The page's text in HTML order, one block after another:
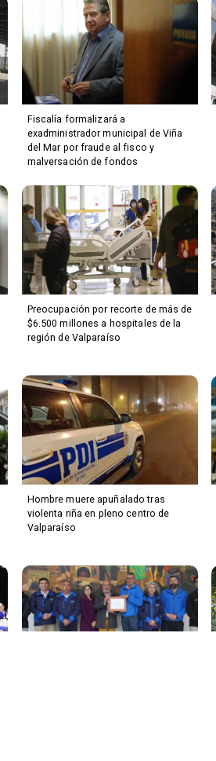
Fiscalía formalizará a
exadministrador municipal de Viña
del Mar por fraude al fisco y
malversación de fondos
Preocupación por recorte de más de
$6.500 millones a hospitales de la
región de Valparaíso
Hombre muere apuñalado tras
violenta riña en pleno centro de
Valparaíso